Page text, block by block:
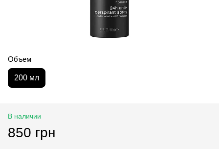
Объем
200 мл
В наличии
850 грн